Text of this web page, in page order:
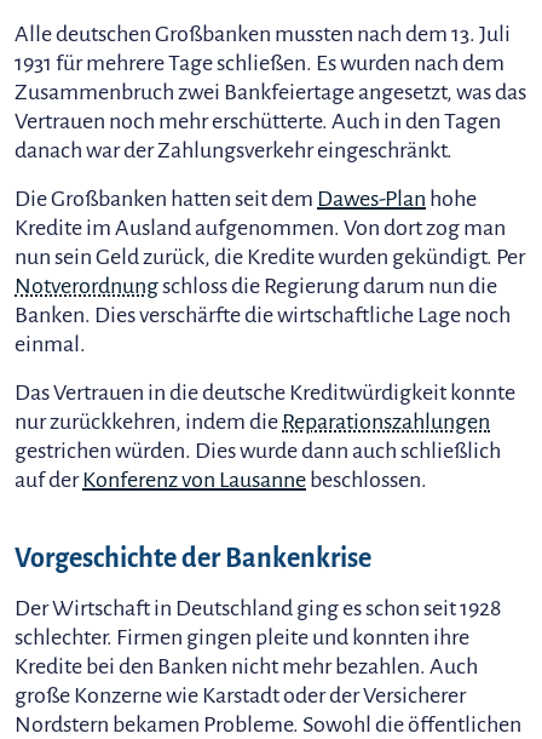
Alle deutschen Großbanken mussten nach dem 13. Juli
1931 für mehrere Tage schließen. Es wurden nach dem
Zusammenbruch zwei Bankfeiertage angesetzt, was das
Vertrauen noch mehr erschütterte. Auch in den Tagen
danach war der Zahlungsverkehr eingeschränkt.
Die Großbanken hatten seit dem Dawes-Plan hohe
Kredite im Ausland aufgenommen. Von dort zog man
nun sein Geld zurück, die Kredite wurden gekündigt. Per
Notverordnungschloss die Regierung darum nun die
Banken. Dies verschärfte die wirtschaftliche Lage noch
einmal.
Das Vertrauen in die deutsche Kreditwürdigkeit konnte
nur zurückkehren, indem die Reparationszahlungen
gestrichen würden. Dies wurde dann auch schließlich
auf derKonferenz von Lausanne beschlossen.
Vorgeschichte der Bankenkrise
Der Wirtschaft in Deutschland ging es schon seit 1928
schlechter. Firmen gingen pleite und konnten ihre
Kredite bei den Banken nicht mehr bezahlen. Auch
große Konzerne wie Karstadt oder der Versicherer
Nordstern bekamen Probleme. Sowohl die öffentlichen